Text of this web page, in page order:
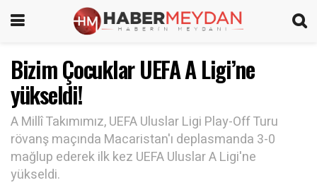
Bizim Çocuklar UEFA A Ligi’ne
yükseldi!
A Millî Takımımız, UEFA Uluslar Ligi Play-Off Turu
rövanş maçında Macaristan'ı deplasmanda 3-0
mağlup ederek ilk kez UEFA Uluslar A Ligi'ne
yükseldi.